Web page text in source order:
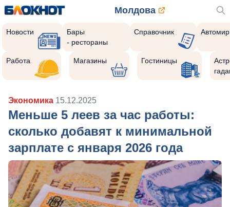
Молдова
Новости
Бары
- рестораны
Справочник Автомир
Работа Магазины Гостиницы
Экономика 15.12.2025
Меньше 5 леев за час работы:
сколько добавят к минимальной
зарплате с января 2026 года